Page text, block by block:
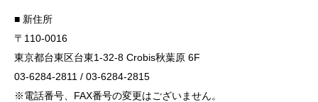
■ 新住所
〒110-0016
東京都台東区台東1-32-8 Crobis秋葉原 6F
03-6284-2811 / 03-6284-2815
※電話番号、FAX番号の変更はございません。